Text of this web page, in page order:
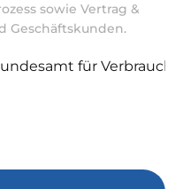
sowie Vertrag &
Geschäftskunden.